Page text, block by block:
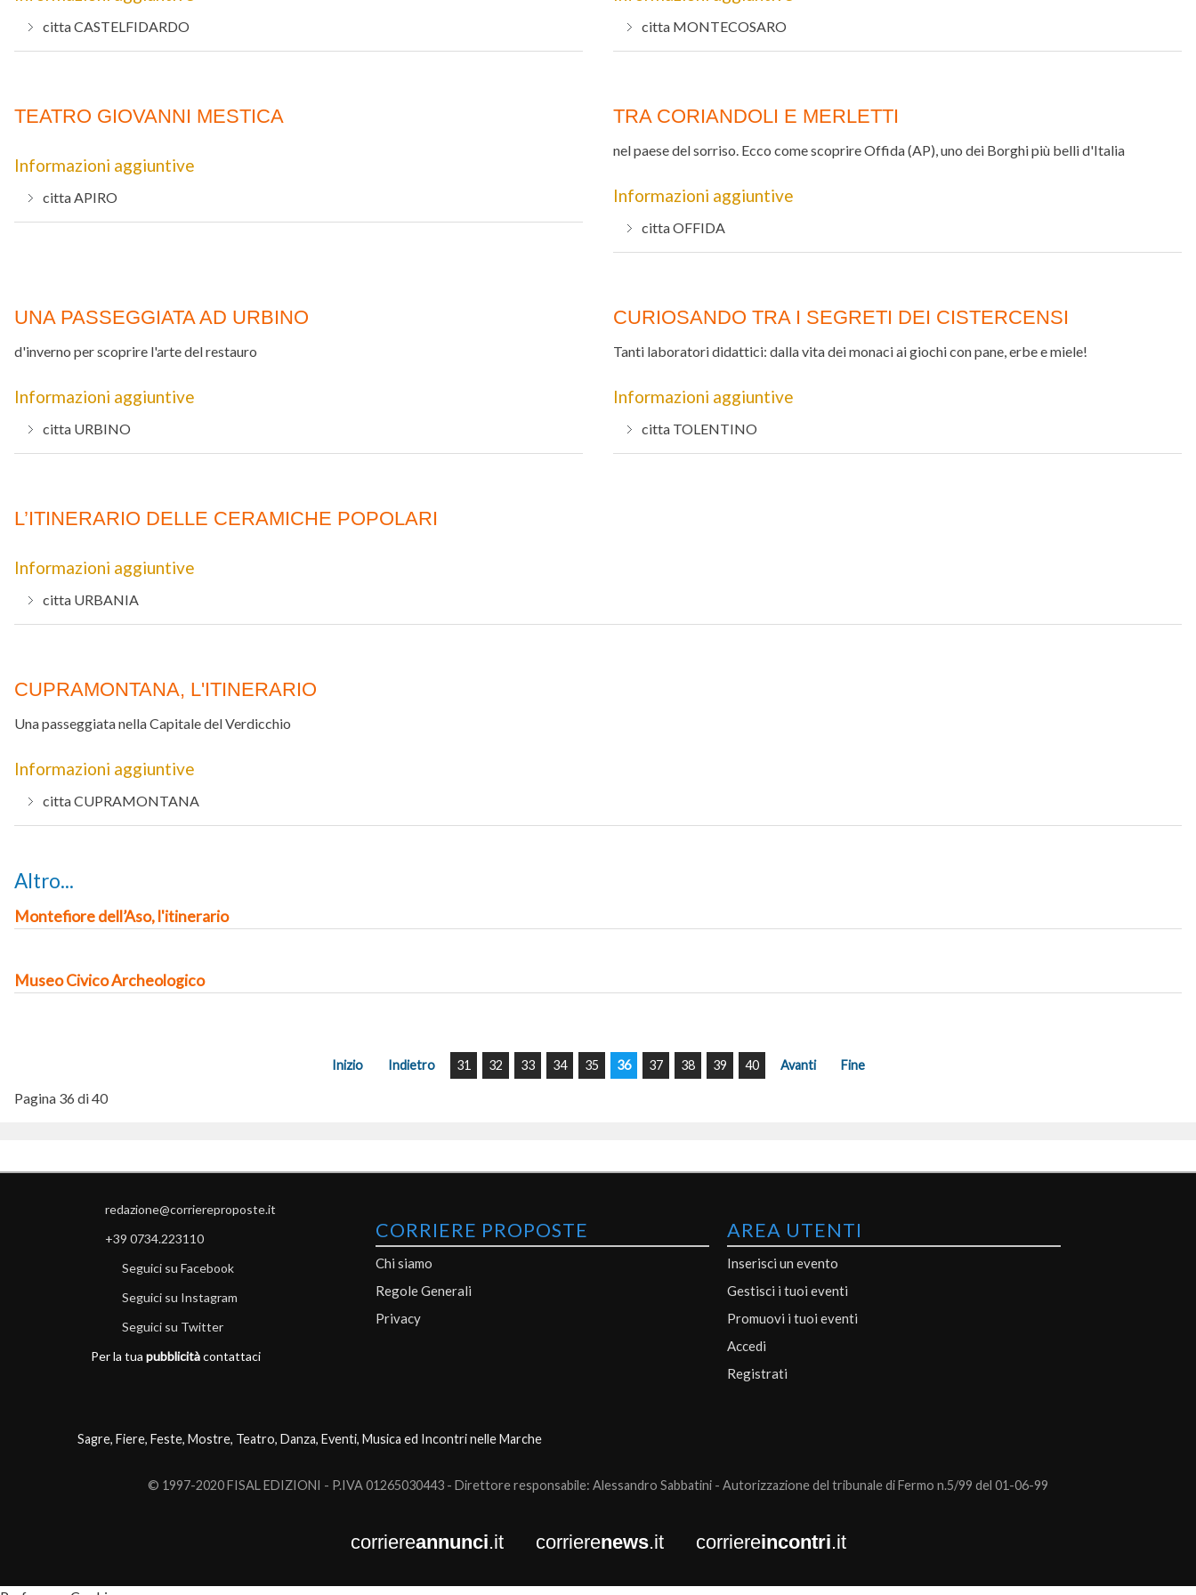
cittaCASTELFIDARDO citta MONTECOSARO
TEATRO GIOVANNI MESTICA
Informazioni aggiuntive
citta APIRO
TRA CORIANDOLI E MERLETTI
nel paese del sorriso. Ecco come scoprire Offida (AP), uno dei Borghi più belli d'Italia
Informazioni aggiuntive
cittaOFFIDA
UNA PASSEGGIATA AD URBINO
d'inverno per scoprire l'arte del restauro
Informazioni aggiuntive
citta URBINO
CURIOSANDO TRA I SEGRETI DEI CISTERCENSI
Tanti laboratori didattici: dalla vita dei monaci ai giochi con pane, erbe e miele!
Informazioni aggiuntive
citta TOLENTINO
L’ITINERARIO DELLE CERAMICHE POPOLARI
Informazioni aggiuntive
citta URBANIA
CUPRAMONTANA, L'ITINERARIO
Una passeggiata nella Capitale del Verdicchio
Informazioni aggiuntive
cittaCUPRAMONTANA
Altro...
Montefiore dell’Aso, l'itinerario
Museo Civico Archeologico
Inizio Indietro 31 32 33 34 35 36 37 38 39 40 Avanti Fine
Pagina 36 di 40
redazione@corriereproposte.it
+39 0734.223110
Seguici su Facebook
Seguici su Instagram
Seguici su Twitter
Per la tua pubblicitàcontattaci
CORRIERE PROPOSTE
Chi siamo
Regole Generali
Privacy
AREA UTENTI
Inserisci un evento
Gestisci i tuoi eventi
Promuovi i tuoi eventi
Accedi
Registrati
Sagre, Fiere, Feste, Mostre, Teatro, Danza, Eventi, Musica ed Incontri nelle Marche
© 1997-2020 FISAL EDIZIONI - P.IVA 01265030443 - Direttore responsabile: Alessandro Sabbatini - Autorizzazione del tribunale di Fermo n.5/99 del 01-06-99
corriereannunci.it corrierenews.it corriereincontri.it